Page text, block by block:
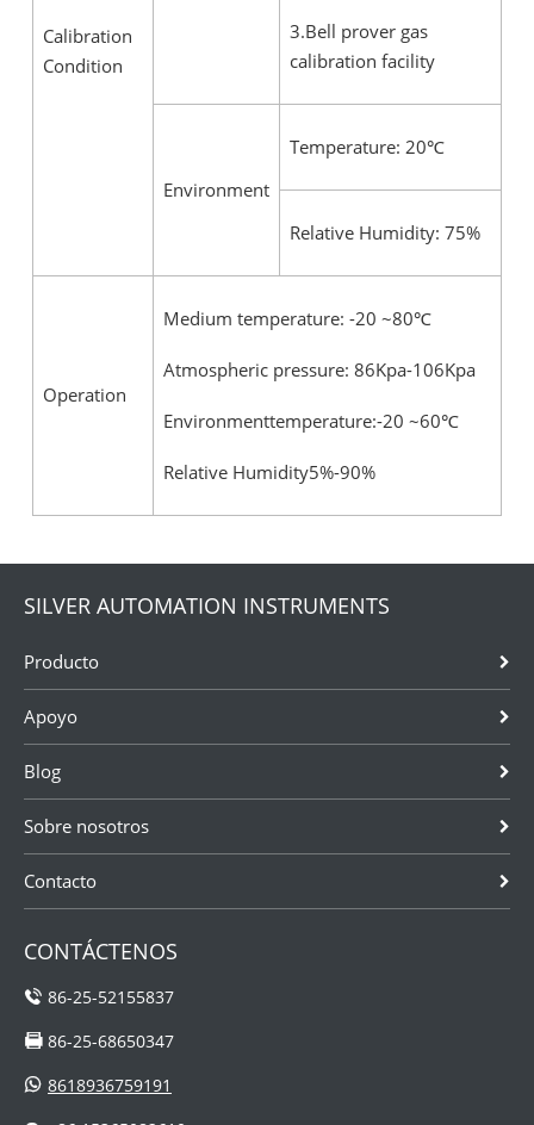
Calibration
Condition
3.Bell prover gas
calibration facility
Environment
Temperature: 20℃
Relative Humidity: 75%
Operation
Medium temperature: -20 ~80℃
Atmospheric pressure: 86Kpa-106Kpa
Environmenttemperature:-20 ~60℃
Relative Humidity5%-90%
SILVER AUTOMATION INSTRUMENTS
Producto
Apoyo
Blog
Sobre nosotros
Contacto
CONTÁCTENOS
86-25-52155837
86-25-68650347
8618936759191